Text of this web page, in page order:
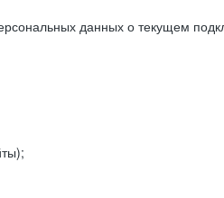
данных о текущем